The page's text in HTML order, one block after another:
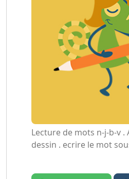
Lecture de mots n-j-b-v .
dessin . ecrire le mot